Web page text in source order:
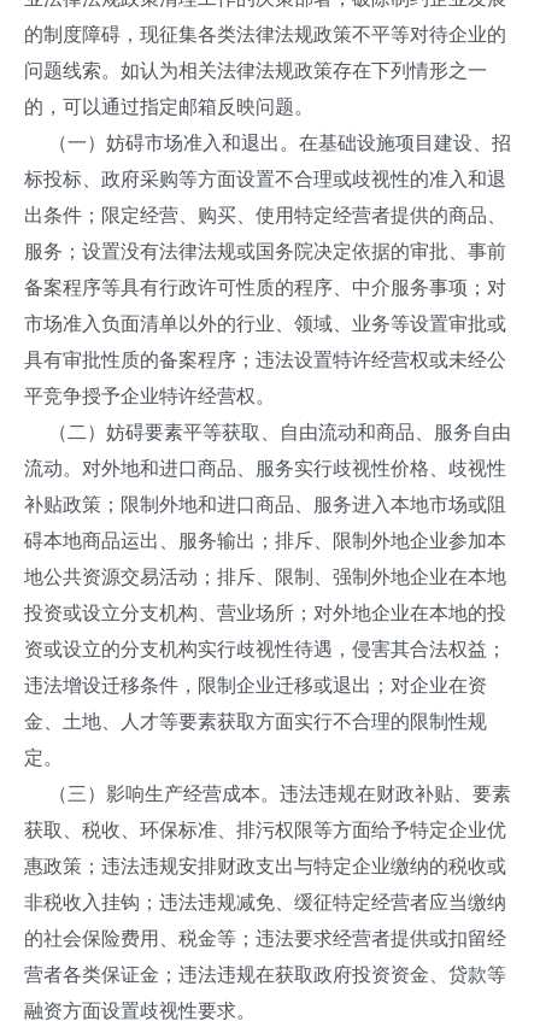
的制度障碍，现征集各类法律法规政策不平等对待企业的
问题线索。如认为相关法律法规政策存在下列情形之一
的，可以通过指定邮箱反映问题。
（一）妨碍市场准入和退出。在基础设施项目建设、招
标投标、政府采购等方面设置不合理或歧视性的准入和退
出条件；限定经营、购买、使用特定经营者提供的商品、
服务；设置没有法律法规或国务院决定依据的审批、事前
备案程序等具有行政许可性质的程序、中介服务事项；对
市场准入负面清单以外的行业、领域、业务等设置审批或
具有审批性质的备案程序；违法设置特许经营权或未经公
平竞争授予企业特许经营权。
（二）妨碍要素平等获取、自由流动和商品、服务自由
流动。对外地和进口商品、服务实行歧视性价格、歧视性
补贴政策；限制外地和进口商品、服务进入本地市场或阻
碍本地商品运出、服务输出；排斥、限制外地企业参加本
地公共资源交易活动；排斥、限制、强制外地企业在本地
投资或设立分支机构、营业场所；对外地企业在本地的投
资或设立的分支机构实行歧视性待遇，侵害其合法权益；
违法增设迁移条件，限制企业迁移或退出；对企业在资
金、土地、人才等要素获取方面实行不合理的限制性规
定。
（三）影响生产经营成本。违法违规在财政补贴、要素
获取、税收、环保标准、排污权限等方面给予特定企业优
惠政策；违法违规安排财政支出与特定企业缴纳的税收或
非税收入挂钩；违法违规减免、缓征特定经营者应当缴纳
的社会保险费用、税金等；违法要求经营者提供或扣留经
营者各类保证金；违法违规在获取政府投资资金、贷款等
融资方面设置歧视性要求。